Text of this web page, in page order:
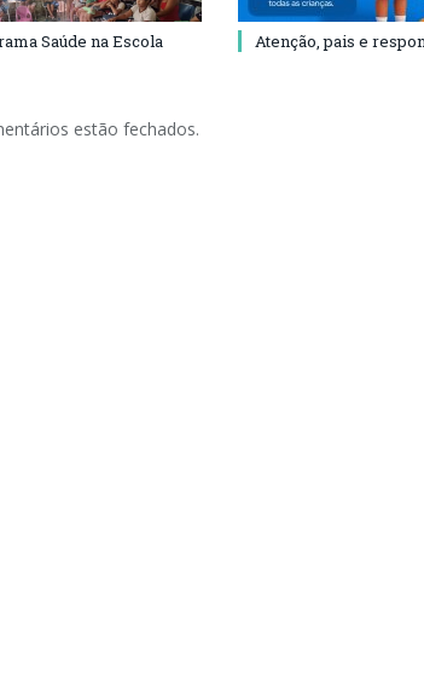
Saúde na Escola Atenção, pais e
estão fechados.